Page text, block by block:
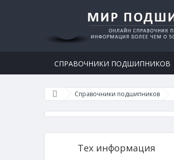
СПРАВОЧНИКИ ПОДШИПНИКОВ
Справочники подшипников
Тех информация